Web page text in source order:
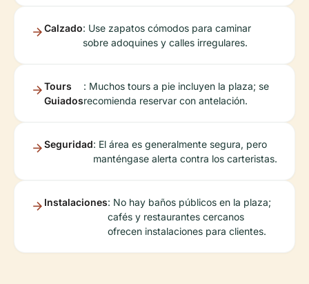
Calzado: Use zapatos cómodos para caminar
sobre adoquines y calles irregulares.
Tours
Guiados
: Muchos tours a pie incluyen la plaza; se
recomienda reservar con antelación.
Seguridad: El área es generalmente segura, pero
manténgase alerta contra los carteristas.
Instalaciones: No hay baños públicos en la plaza;
cafés y restaurantes cercanos
ofrecen instalaciones para clientes.